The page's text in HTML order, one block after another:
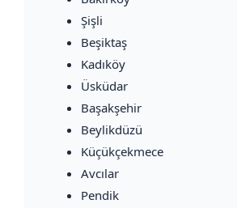
Şişli
Beşiktaş
Kadıköy
Üsküdar
Başakşehir
Beylikdüzü
Küçükçekmece
Avcılar
Pendik